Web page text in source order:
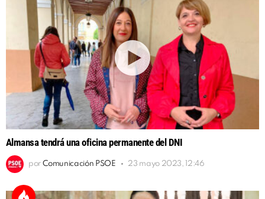
Almansa tendrá una oficina permanente del DNI
por Comunicación PSOE 23 mayo 2023, 12:46